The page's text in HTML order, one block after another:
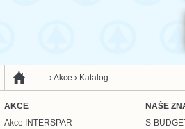
›Akce › Katalog
AKCE
Akce INTERSPAR
NAŠE
S-